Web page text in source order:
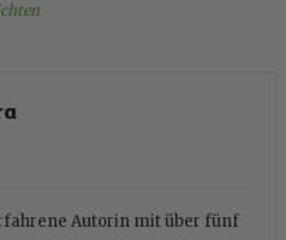
Autorin mit über fünf